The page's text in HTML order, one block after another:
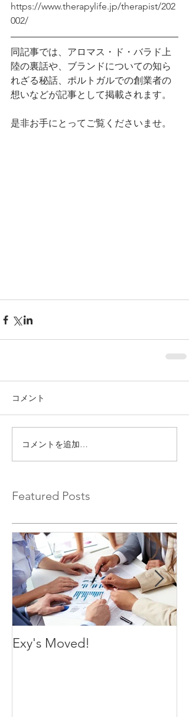
https://www.therapylife.jp/therapist/202
002/
同記事では、アロマス・ド・バラド上
陸の裏話や、ブランドについての知ら
れざる秘話、ポルトガルでの創業者の
想いなどが記事として掲載されます。
是非お手にとってご覧くださいませ。
コメント
コメントを追加…
Featured Posts
Exy's Moved!